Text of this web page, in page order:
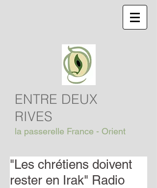
ENTRE DEUX
RIVES
la passerelle France - Orient
"Les chrétiens doivent
rester en Irak" Radio